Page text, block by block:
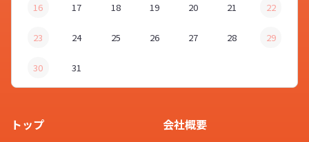
16 17 18 19 20 21 22
23 24 25 26 27 28 29
30 31
トップ
会社概要